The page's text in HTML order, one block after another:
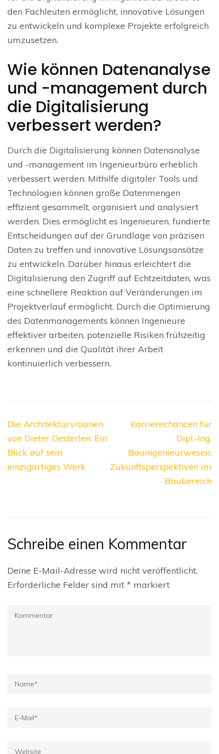
den Fachleuten ermöglicht, innovative Lösungen
zu entwickeln und komplexe Projekte erfolgreich
umzusetzen.
Wie können Datenanalyse
und -management durch
die Digitalisierung
verbessert werden?
Durch die Digitalisierung können Datenanalyse
und -management im Ingenieurbüro erheblich
verbessert werden. Mithilfe digitaler Tools und
Technologien können große Datenmengen
effizient gesammelt, organisiert und analysiert
werden. Dies ermöglicht es Ingenieuren, fundierte
Entscheidungen auf der Grundlage von präzisen
Daten zu treffen und innovative Lösungsansätze
zu entwickeln. Darüber hinaus erleichtert die
Digitalisierung den Zugriff auf Echtzeitdaten, was
eine schnellere Reaktion auf Veränderungen im
Projektverlauf ermöglicht. Durch die Optimierung
des Datenmanagements können Ingenieure
effektiver arbeiten, potenzielle Risiken frühzeitig
erkennen und die Qualität ihrer Arbeit
kontinuierlich verbessern.
Beitragsnavigation
Die Architekturvisionen
von Dieter Oesterlen: Ein
Blick auf sein
einzigartiges Werk
Karrierechancen für
Dipl.-Ing.
Bauingenieurwesen:
Zukunftsperspektiven im
Baubereich
Schreibe einen Kommentar
Deine E-Mail-Adresse wird nicht veröffentlicht.
Erforderliche Felder sind mit * markiert
Kommentar
Name*
E-
Website